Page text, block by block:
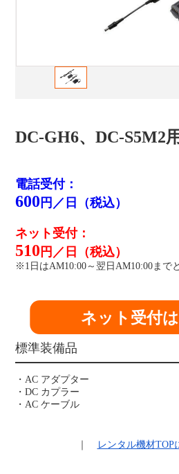
DC-GH6、DC-S5M2
電話受付：
600 円／日（税込）
ネット受付：
510 円／日（税込）
※1日はAM10:00～翌日AM10:00まで
ネット受付
標準装備品
・AC アダプター
・DC カプラー
・AC ケーブル
レンタル機材TOP